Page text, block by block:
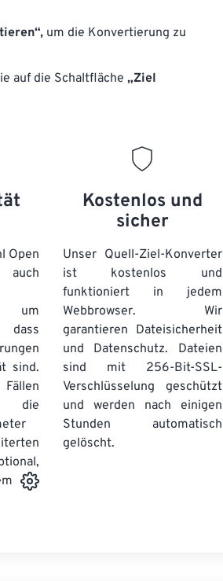
um die Konvertierung zu
auf die Schaltfläche „Ziel
Open
sind.
die
Kostenlos und
sicher
Unser Quell-Ziel-Konverter
ist kostenlos und
funktioniert in jedem
Webbrowser. Wir
garantieren Dateisicherheit
und Datenschutz. Dateien
sind mit 256-Bit-SSL-
Verschlüsselung geschützt
und werden nach einigen
Stunden automatisch
gelöscht.